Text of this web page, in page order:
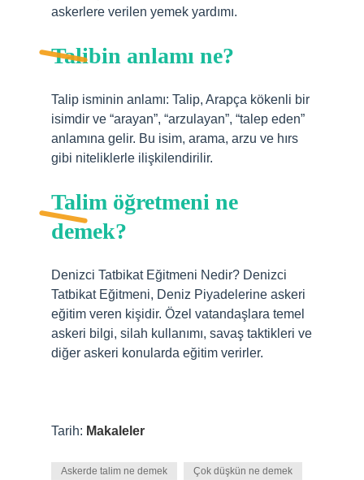
askerlere verilen yemek yardımı.
Talibin anlamı ne?
Talip isminin anlamı: Talip, Arapça kökenli bir
isimdir ve “arayan”, “arzulayan”, “talep eden”
anlamına gelir. Bu isim, arama, arzu ve hırs
gibi niteliklerle ilişkilendirilir.
Talim öğretmeni ne
demek?
Denizci Tatbikat Eğitmeni Nedir? Denizci
Tatbikat Eğitmeni, Deniz Piyadelerine askeri
eğitim veren kişidir. Özel vatandaşlara temel
askeri bilgi, silah kullanımı, savaş taktikleri ve
diğer askeri konularda eğitim verirler.
Tarih: Makaleler
Askerde talim ne demek Çok düşkün ne demek